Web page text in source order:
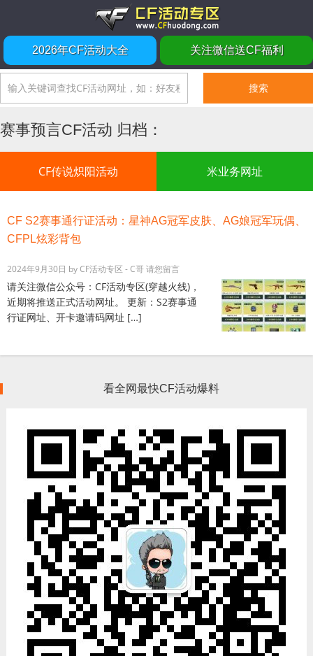
2026年CF活动大全 关注微信送CF福利
赛事预言CF活动 归档：
CF传说炽阳活动 米业务网址
CF S2赛事通行证活动：星神AG冠军皮肤、AG娘冠军玩偶、
CFPL炫彩背包
2024年9月30日 byCF活动专区 - C哥请您留言
请关注微信公众号：CF活动专区(穿越火线)，
近期将推送正式活动网址。 更新：S2赛事通
行证网址、开卡邀请码网址 […]
看全网最快CF活动爆料